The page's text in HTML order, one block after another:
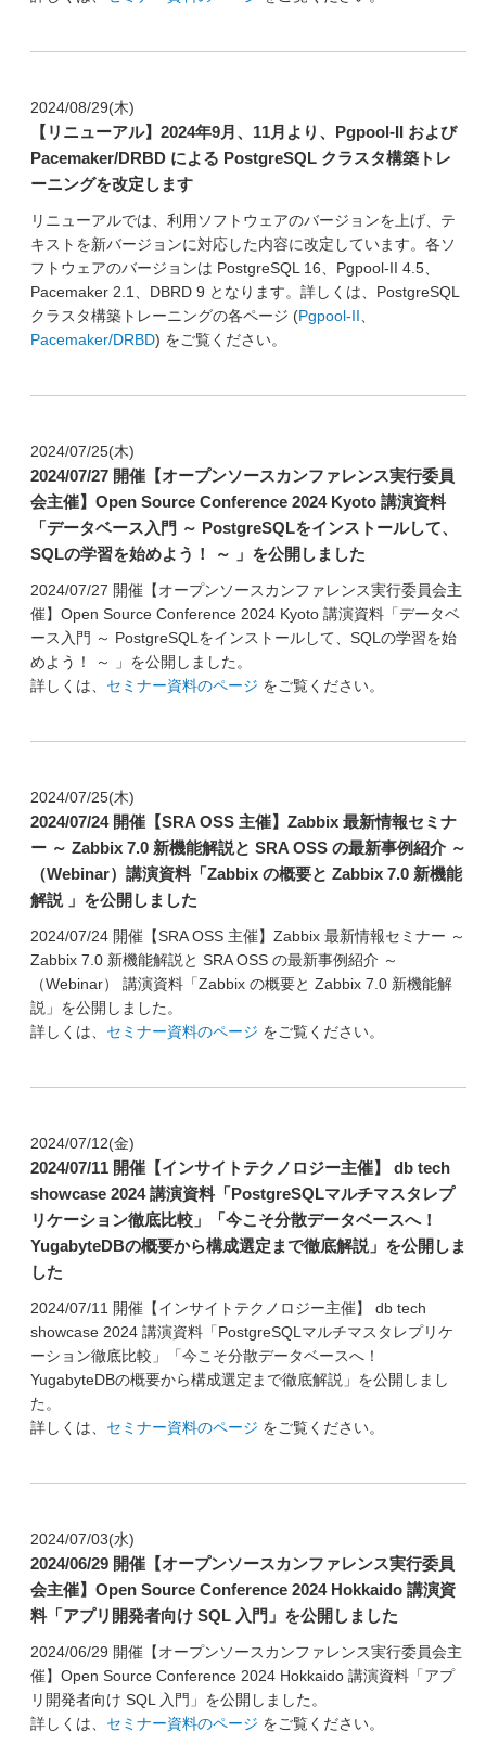
2024/08/29(木)
【リニューアル】2024年9月、11月より、Pgpool-II および
Pacemaker/DRBD による PostgreSQL クラスタ構築トレ
ーニングを改定します
リニューアルでは、利用ソフトウェアのバージョンを上げ、テ
キストを新バージョンに対応した内容に改定しています。各ソ
フトウェアのバージョンは PostgreSQL 16、Pgpool-II 4.5、
Pacemaker 2.1、DBRD 9 となります。詳しくは、PostgreSQL
クラスタ構築トレーニングの各ページ (Pgpool-II
Pacemaker/DRBD) をご覧ください。
2024/07/25(木)
2024/07/27 開催【オープンソースカンファレンス実行委員
会主催】Open Source Conference 2024 Kyoto 講演資料
「データベース入門 ～ PostgreSQLをインストールして、
SQLの学習を始めよう！ ～ 」を公開しました
2024/07/27 開催【オープンソースカンファレンス実行委員会主
催】Open Source Conference 2024 Kyoto 講演資料「データベ
ース入門 ～ PostgreSQLをインストールして、SQLの学習を始
めよう！ ～ 」を公開しました。
詳しくは、 セミナー資料のページ をご覧ください。
2024/07/25(木)
2024/07/24 開催【SRA OSS 主催】Zabbix 最新情報セミナ
ー ～ Zabbix 7.0 新機能解説と SRA OSS の最新事例紹介 ～
（Webinar）講演資料「Zabbix の概要と Zabbix 7.0 新機能
解説 」を公開しました
2024/07/24 開催【SRA OSS 主催】Zabbix 最新情報セミナー ～
Zabbix 7.0 新機能解説と SRA OSS の最新事例紹介 ～
（Webinar） 講演資料「Zabbix の概要と Zabbix 7.0 新機能解
説」を公開しました。
詳しくは、 セミナー資料のページ をご覧ください。
2024/07/12(金)
2024/07/11 開催【インサイトテクノロジー主催】 db tech
showcase 2024 講演資料「PostgreSQLマルチマスタレプ
リケーション徹底比較」「今こそ分散データベースへ！
YugabyteDBの概要から構成選定まで徹底解説」を公開しま
した
2024/07/11 開催【インサイトテクノロジー主催】 db tech
showcase 2024 講演資料「PostgreSQLマルチマスタレプリケ
ーション徹底比較」「今こそ分散データベースへ！
YugabyteDBの概要から構成選定まで徹底解説」を公開しまし
た。
詳しくは、 セミナー資料のページ をご覧ください。
2024/07/03(水)
2024/06/29 開催【オープンソースカンファレンス実行委員
会主催】Open Source Conference 2024 Hokkaido 講演資
料「アプリ開発者向け SQL 入門」を公開しました
2024/06/29 開催【オープンソースカンファレンス実行委員会主
催】Open Source Conference 2024 Hokkaido 講演資料「アプ
リ開発者向け SQL 入門」を公開しました。
詳しくは、 セミナー資料のページ をご覧ください。